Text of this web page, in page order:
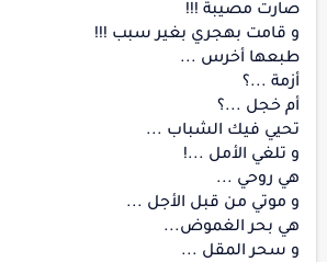
صارت مصيبة !!!
و قامت بهجري بغير سبب !!!
طبعها أخرس ...
أزمة ...؟
أم خجل ...؟
تحيي فيك الشباب ...
و تلغي الأمل ...!
هي روحي ...
و موتي من قبل الأجل ...
هي بحر الغموض...
و سحر المقل ...